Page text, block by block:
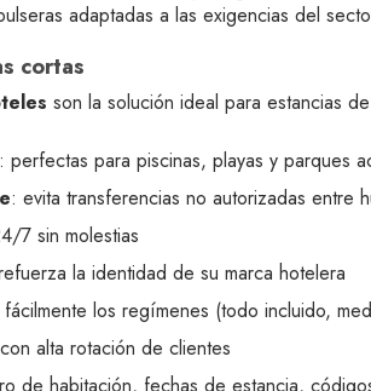
adaptadas a las exigencias del
cortas
son la solución ideal para estancias
: perfectas para piscinas, playas y parques
: evita transferencias no autorizadas entre
7 sin molestias
la identidad de su marca hotelera
los regímenes (todo incluido,
alta rotación de clientes